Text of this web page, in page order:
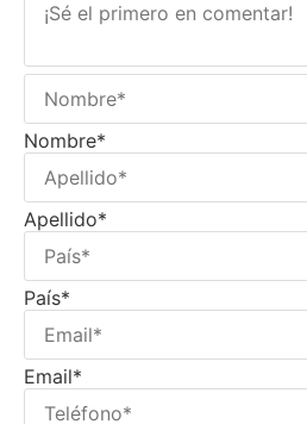
Nombre*
Apellido*
País*
Email*